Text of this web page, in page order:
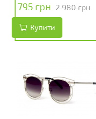
795 грн 2 980 грн
Купити